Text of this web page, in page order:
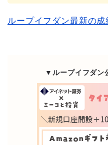
ループイフダン最新の
▼ループイフダン